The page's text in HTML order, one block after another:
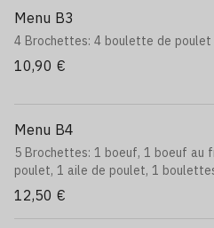
Menu B3
4 Brochettes: 4 boulette de poulet
10,90 €
Menu B4
5 Brochettes: 1 boeuf, 1 boeuf au
poulet, 1 aile de poulet, 1
12,50 €